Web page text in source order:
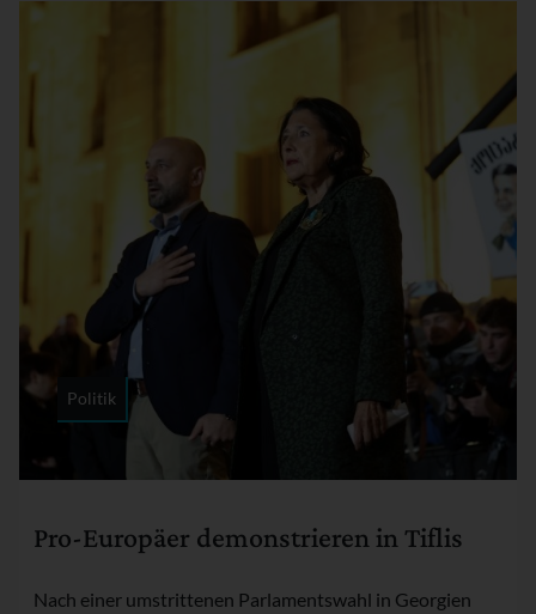
Pro-Europäer demonstrieren in Tiflis
Nach einer umstrittenen Parlamentswahl in Georgien
Politik